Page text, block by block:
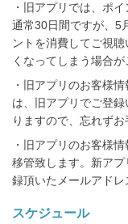
・旧アプリでは、ポ
通常30日間ですが、5
ントを消費してご視
くなってしまう場合
・旧アプリのお客様
は、旧アプリでご登
りますので、忘れずお
・旧アプリのお客様
移管致します。新ア
録頂いたメールアドレ
スケジュール